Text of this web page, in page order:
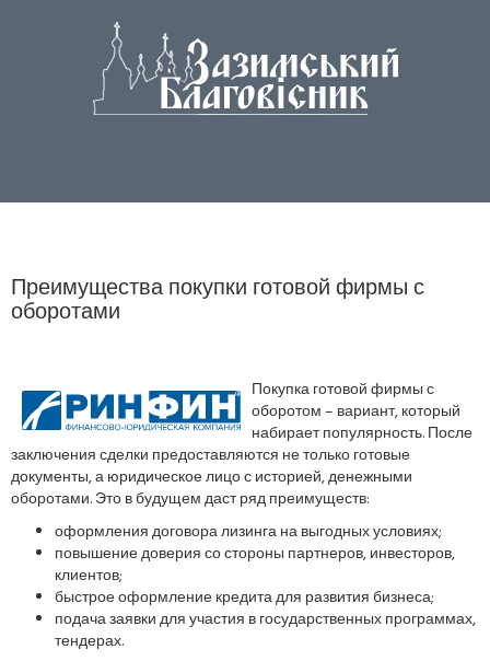
Преимущества покупки готовой фирмы с
оборотами
Покупка готовой фирмы с
оборотом – вариант, который
набирает популярность. После
заключения сделки предоставляются не только готовые
документы, а юридическое лицо с историей, денежными
оборотами. Это в будущем даст ряд преимуществ:
оформления договора лизинга на выгодных условиях;
повышение доверия со стороны партнеров, инвесторов,
клиентов;
быстрое оформление кредита для развития бизнеса;
подача заявки для участия в государственных программах,
тендерах.